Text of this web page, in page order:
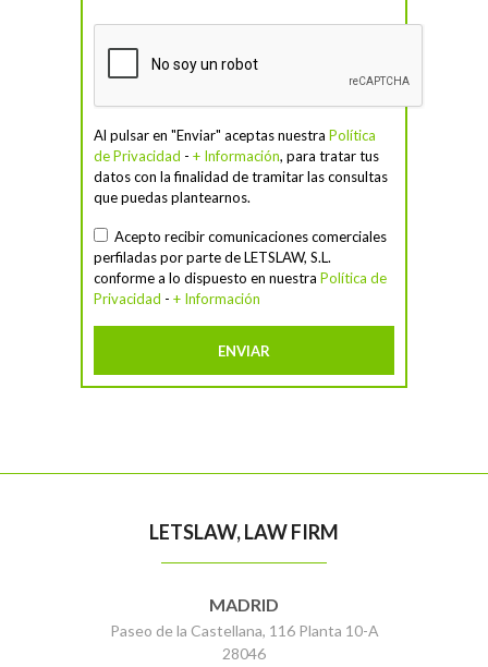
Al pulsar en "Enviar" aceptas nuestra Política
de Privacidad - + Información, para tratar tus
datos con la finalidad de tramitar las consultas
que puedas plantearnos.
Acepto recibir comunicaciones comerciales
perfiladas por parte de LETSLAW, S.L.
conforme a lo dispuesto en nuestra Política de
Privacidad - + Información
LETSLAW, LAW FIRM
MADRID
Paseo de la Castellana, 116 Planta 10-A
28046